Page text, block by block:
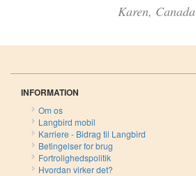
Karen, Canada
INFORMATION
Om os
Langbird mobil
Karriere - Bidrag til Langbird
Betingelser for brug
Fortrolighedspolitik
Hvordan virker det?